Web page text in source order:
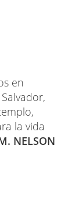
en
la vida
NELSON